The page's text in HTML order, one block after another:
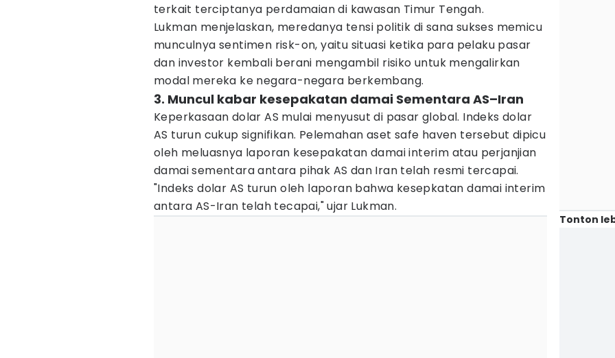
terkait terciptanya perdamaian di kawasan Timur Tengah.
Lukman menjelaskan, meredanya tensi politik di sana sukses memicu
munculnya sentimen risk-on, yaitu situasi ketika para pelaku pasar
dan investor kembali berani mengambil risiko untuk mengalirkan
modal mereka ke negara-negara berkembang.
3. Muncul kabar kesepakatan damai Sementara AS–Iran
Keperkasaan dolar AS mulai menyusut di pasar global. Indeks dolar
AS turun cukup signifikan. Pelemahan aset safe haven tersebut dipicu
oleh meluasnya laporan kesepakatan damai interim atau perjanjian
damai sementara antara pihak AS dan Iran telah resmi tercapai.
"Indeks dolar AS turun oleh laporan bahwa kesepkatan damai interim
antara AS-Iran telah tecapai," ujar Lukman.
Tonton